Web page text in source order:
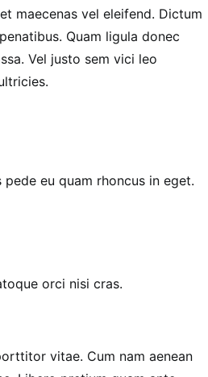
maecenas vel eleifend. Dictum
Quam ligula donec
Vel justo sem vici leo
eu quam rhoncus in eget.
orci nisi cras.
vitae. Cum nam aenean